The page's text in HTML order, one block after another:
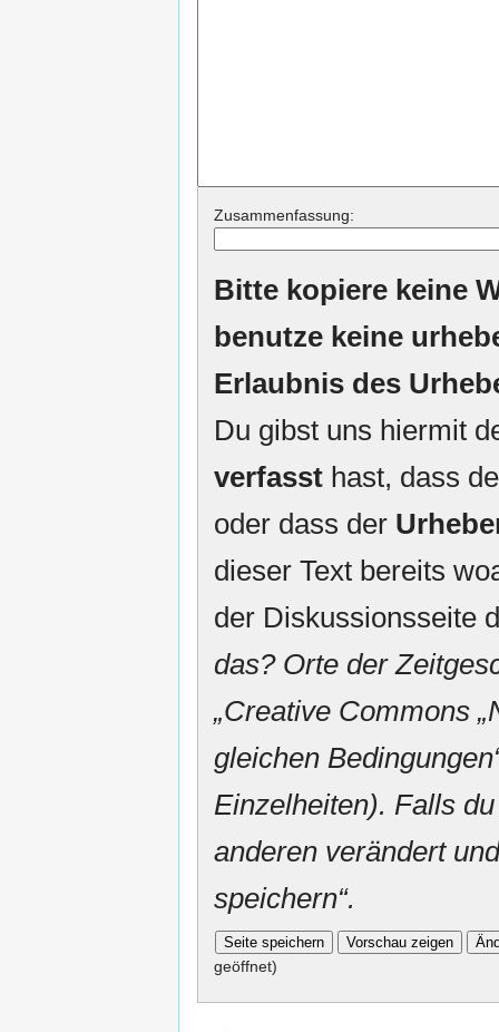
Zusammenfassung:
Bitte kopiere keine
benutze keine
Erlaubnis des
Du gibst uns hiermit
verfasst hast, dass
oder dass der
dieser Text bereits
der Diskussionsseite
das? Orte der
„Creative Commons
gleichen
Einzelheiten). Falls
anderen verändert
speichern“.
geöffnet)